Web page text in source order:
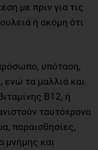
με πριν για τις
ή ακόμη ότι
υπόταση,
ενώ τα μαλλιά και
Β12, ή
ταυτόχρονα
παραισθησίες,
μνήμης και